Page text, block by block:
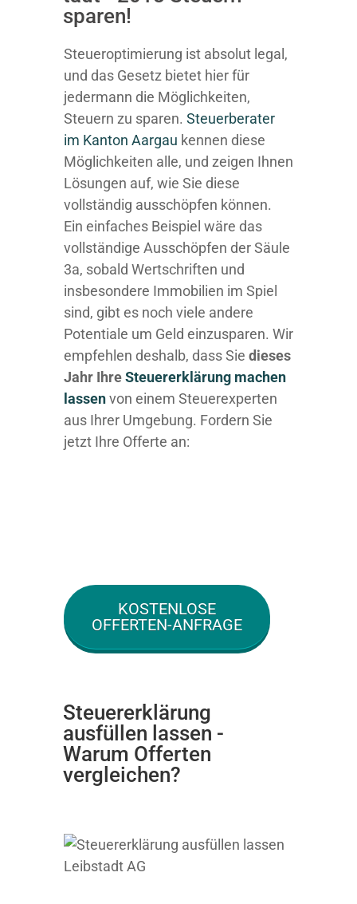
sparen!
Steueroptimierung ist absolut legal,
und das Gesetz bietet hier für
jedermann die Möglichkeiten,
Steuern zu sparen. Steuerberater
im K anton Aargau kennen diese
Möglichkeiten alle, und zeigen Ihnen
Lösungen auf, wie Sie diese
vollständig ausschöpfen können.
Ein einfaches Beispiel wäre das
vollständige Ausschöpfen der Säule
3a, sobald Wertschriften und
insbesondere Immobilien im Spiel
sind, gibt es noch viele andere
Potentiale um Geld einzusparen. Wir
empfehlen deshalb, dass Sie dieses
Jahr IhreSteuererklärung machen
lassenvon einem Steuerexperten
aus Ihrer Umgebung. Fordern Sie
jetzt Ihre Offerte an:
KOSTENLOSE
OFFERTEN-ANFRAGE
Steuererklärung
ausfüllen lassen -
Warum Offerten
vergleichen?